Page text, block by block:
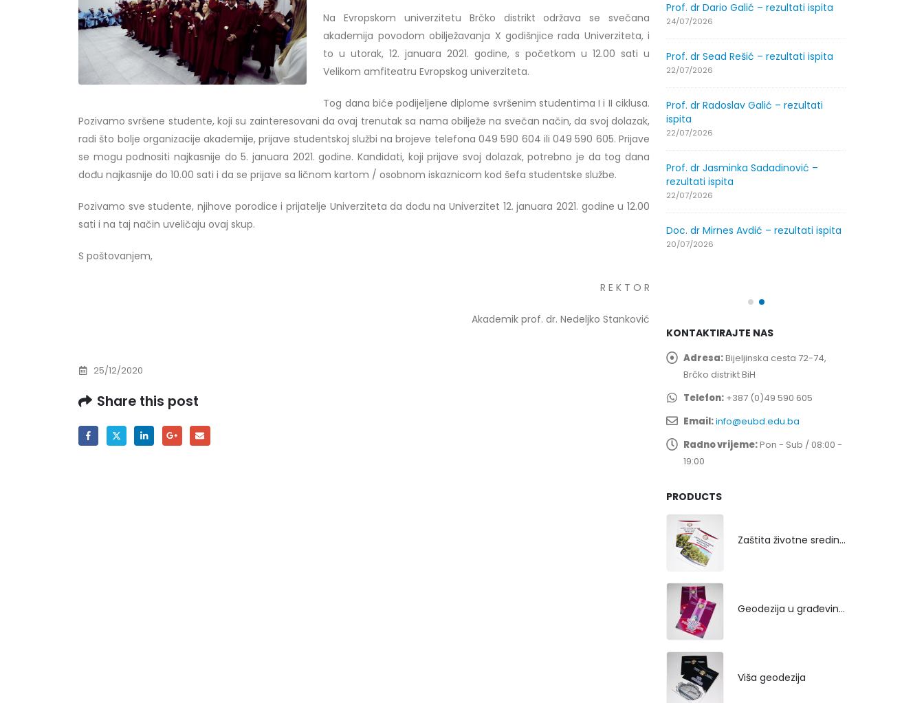
Na Evropskom univerzitetu Brčko distrikt održava se svečana
akademija povodom obilježavanja X godišnjice rada Univerziteta, i
to u utorak, 12. januara 2021. godine, s početkom u 12.00 sati u
Velikom amfiteatru Evropskog univerziteta.
Tog dana biće podijeljene diplome svršenim studentima I i II ciklusa.
Pozivamo svršene studente, koji su zainteresovani da ovaj trenutak sa nama obilježe na svečan način, da svoj dolazak,
radi što bolje organizacije akademije, prijave studentskoj službi na brojeve telefona 049 590 604 ili 049 590 605. Prijave
se mogu podnositi najkasnije do 5. januara 2021. godine. Kandidati, koji prijave svoj dolazak, potrebno je da tog dana
dođu najkasnije do 10.00 sati i da se prijave sa ličnom kartom / osobnom iskaznicom kod šefa studentske službe.
Pozivamo sve studente, njihove porodice i prijatelje Univerziteta da dođu na Univerzitet 12. januara 2021. godine u 12.00
sati i na taj način uveličaju ovaj skup.
S poštovanjem,
R E K T O R
Akademik prof. dr. Nedeljko Stanković
25/12/2020
Share this post
Obavještenje za javnost 30.07.2026.
godine
30/07/2026
Obavještenje za javnost 30.07.2026.
godine
Prof. dr Srđan Marinković – rezultati
ispita
29/07/2026
ispita
29/07/2026
Prof. dr Esed Karić – rezultati ispita
Prof. dr Dario Galić – rezultati ispita
24/07/2026
Prof. dr Sead Rešić – rezultati ispita
22/07/2026
Prof. dr Radoslav Galić – rezultati
ispita
22/07/2026
Prof. dr Jasminka Sadadinović –
rezultati ispita
godine
30/07/2026
Obavještenje za javnost 30.07.2026.
30/07/2026
Prof. dr Srđan Marinković – rezultati
ispita
29/07/2026
ispita
Prof. dr Dario Galić – rezultati ispita
24/07/2026
Prof. dr Sead Rešić – rezultati ispita
22/07/2026
Prof. dr Radoslav Galić – rezultati
ispita
22/07/2026
Prof. dr Jasminka Sadadinović –
rezultati ispita
22/07/2026
Doc. dr Mirnes Avdić – rezultati ispita
20/07/2026
KONTAKTIRAJTE NAS
Adresa:Bijeljinska cesta 72-74,
Brčko distrikt BiH
Telefon: +387 (0)49 590 605
Email:info@eubd.edu.ba
Radno vrijeme:Pon - Sub / 08:00 -
19:00
PRODUCTS
Zaštita životne sredine rekultivacijom odlagališta
Geodezija u građevinarstvu
Viša geodezija